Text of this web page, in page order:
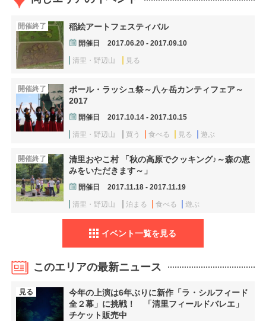
開催終了 稲絵アートフェスティバル
開催日 2017.06.20 - 2017.09.10
清里・野辺山 見る
開催終了
ポール・ラッシュ祭～八ヶ岳カンティフェア～
2017
開催日 2017.10.14 - 2017.10.15
清里・野辺山 買う 食べる 見る 遊ぶ
開催終了
清里おやこ村 「秋の高原でクッキング♪～森の恵
みをいただきます～」
開催日 2017.11.18 - 2017.11.19
清里・野辺山 泊まる 食べる 遊ぶ
イベント一覧を見る
このエリアの最新ニュース
見る
今年の上演は6年ぶりに新作「ラ・シルフィード
全２幕」に挑戦！ 「清里フィールドバレエ」
チケット販売中